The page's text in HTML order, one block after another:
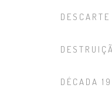
DESCARTE
DÉCADA